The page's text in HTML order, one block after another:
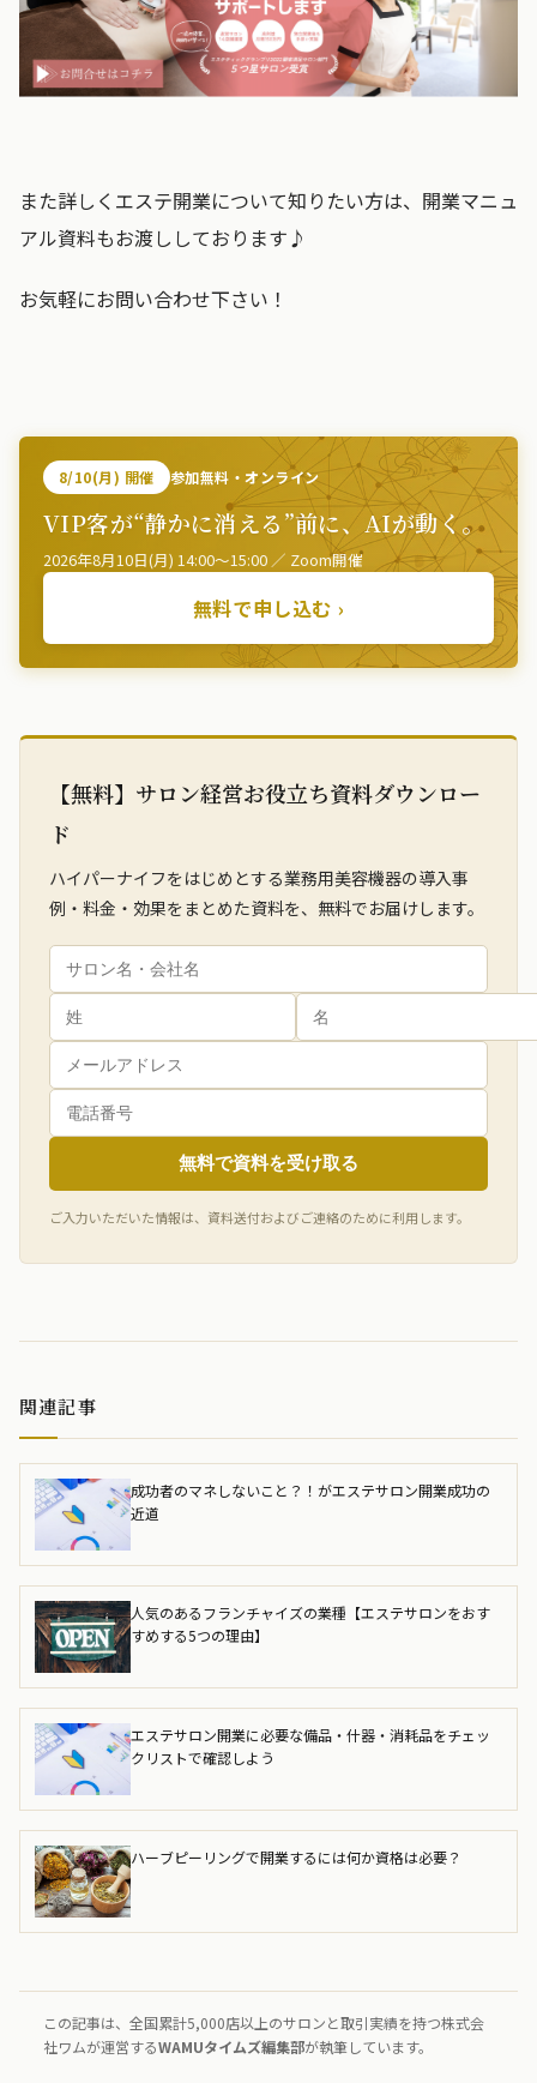
また詳しくエステ開業について知りたい方は、開業マニュ
アル資料もお渡ししております♪
お気軽にお問い合わせ下さい！
8/10(月) 開催 参加無料・オンライン
VIP客が“静かに消える”前に、AIが動く。
2026年8月10日(月) 14:00〜15:00 ／ Zoom開催
無料で申し込む ›
【無料】サロン経営お役立ち資料ダウンロー
ド
ハイパーナイフをはじめとする業務用美容機器の導入事
例・料金・効果をまとめた資料を、無料でお届けします。
無料で資料を受け取る
ご入力いただいた情報は、資料送付およびご連絡のために利用します。
関連記事
成功者のマネしないこと？！がエステサロン開業成功の
近道
人気のあるフランチャイズの業種【エステサロンをおす
すめする5つの理由】
エステサロン開業に必要な備品・什器・消耗品をチェッ
クリストで確認しよう
ハーブピーリングで開業するには何か資格は必要？
この記事は、全国累計5,000店以上のサロンと取引実績を持つ株式会
社ワムが運営するWAMUタイムズ編集部が執筆しています。